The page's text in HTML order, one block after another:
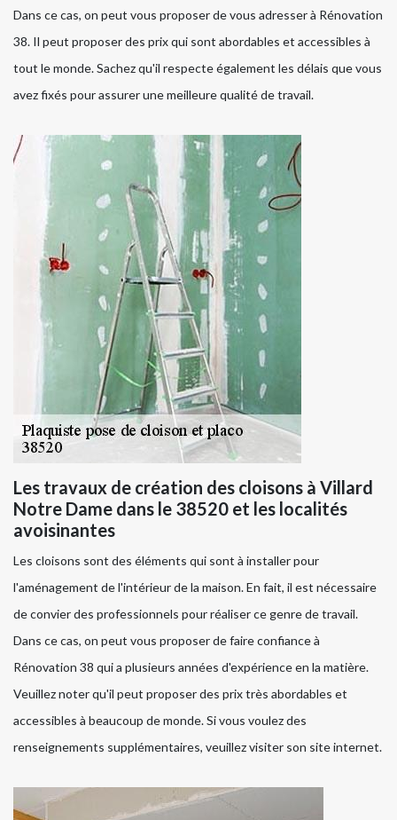
Dans ce cas, on peut vous proposer de vous adresser à Rénovation
38. Il peut proposer des prix qui sont abordables et accessibles à
tout le monde. Sachez qu'il respecte également les délais que vous
avez fixés pour assurer une meilleure qualité de travail.
Les travaux de création des cloisons à Villard
Notre Dame dans le 38520 et les localités
avoisinantes
Les cloisons sont des éléments qui sont à installer pour
l'aménagement de l'intérieur de la maison. En fait, il est nécessaire
de convier des professionnels pour réaliser ce genre de travail.
Dans ce cas, on peut vous proposer de faire confiance à
Rénovation 38 qui a plusieurs années d'expérience en la matière.
Veuillez noter qu'il peut proposer des prix très abordables et
accessibles à beaucoup de monde. Si vous voulez des
renseignements supplémentaires, veuillez visiter son site internet.